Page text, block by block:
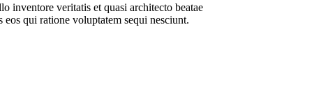
inventore veritatis et quasi architecto beatae
qui ratione voluptatem sequi nesciunt.